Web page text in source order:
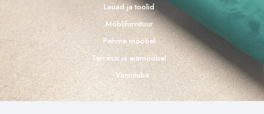
Lauad ja toolid
Möblifurnituur
Pehme mööbel
Terrassi ja aiamööbel
Vannituba